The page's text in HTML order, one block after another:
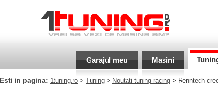
Garajul meu Masini
Esti in pagina: 1tuning.ro > Tuning > Noutati tuning-racing > Renntech